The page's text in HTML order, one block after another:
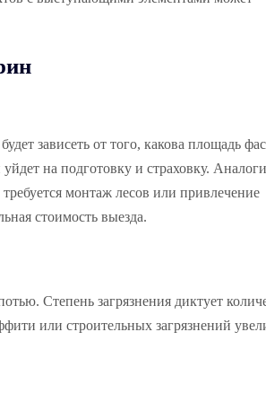
зависеть от того, какова площадь
на подготовку и страховку.
монтаж лесов или привлечение
стоимость выезда.
Степень загрязнения диктует
или строительных загрязнений